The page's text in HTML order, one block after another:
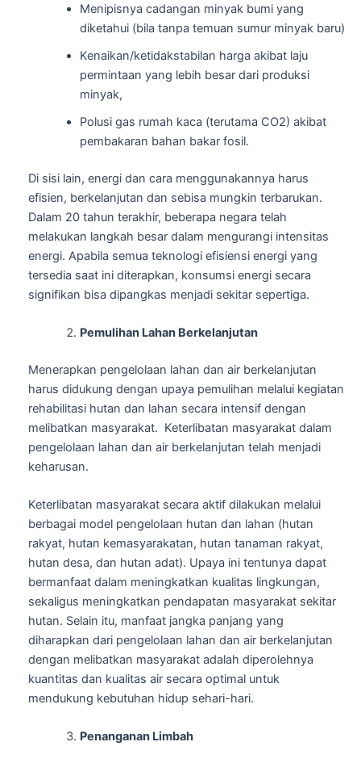
Menipisnya cadangan minyak bumi yang
diketahui (bila tanpa temuan sumur minyak baru)
Kenaikan/ketidakstabilan harga akibat laju
permintaan yang lebih besar dari produksi
minyak,
Polusi gas rumah kaca (terutama CO2) akibat
pembakaran bahan bakar fosil.
Di sisi lain, energi dan cara menggunakannya harus
efisien, berkelanjutan dan sebisa mungkin terbarukan.
Dalam 20 tahun terakhir, beberapa negara telah
melakukan langkah besar dalam mengurangi intensitas
energi. Apabila semua teknologi efisiensi energi yang
tersedia saat ini diterapkan, konsumsi energi secara
signifikan bisa dipangkas menjadi sekitar sepertiga.
Pemulihan Lahan Berkelanjutan
Menerapkan pengelolaan lahan dan air berkelanjutan
harus didukung dengan upaya pemulihan melalui kegiatan
rehabilitasi hutan dan lahan secara intensif dengan
melibatkan masyarakat. Keterlibatan masyarakat dalam
pengelolaan lahan dan air berkelanjutan telah menjadi
keharusan.
Keterlibatan masyarakat secara aktif dilakukan melalui
berbagai model pengelolaan hutan dan lahan (hutan
rakyat, hutan kemasyarakatan, hutan tanaman rakyat,
hutan desa, dan hutan adat). Upaya ini tentunya dapat
bermanfaat dalam meningkatkan kualitas lingkungan,
sekaligus meningkatkan pendapatan masyarakat sekitar
hutan. Selain itu, manfaat jangka panjang yang
diharapkan dari pengelolaan lahan dan air berkelanjutan
dengan melibatkan masyarakat adalah diperolehnya
kuantitas dan kualitas air secara optimal untuk
mendukung kebutuhan hidup sehari-hari.
Penanganan Limbah